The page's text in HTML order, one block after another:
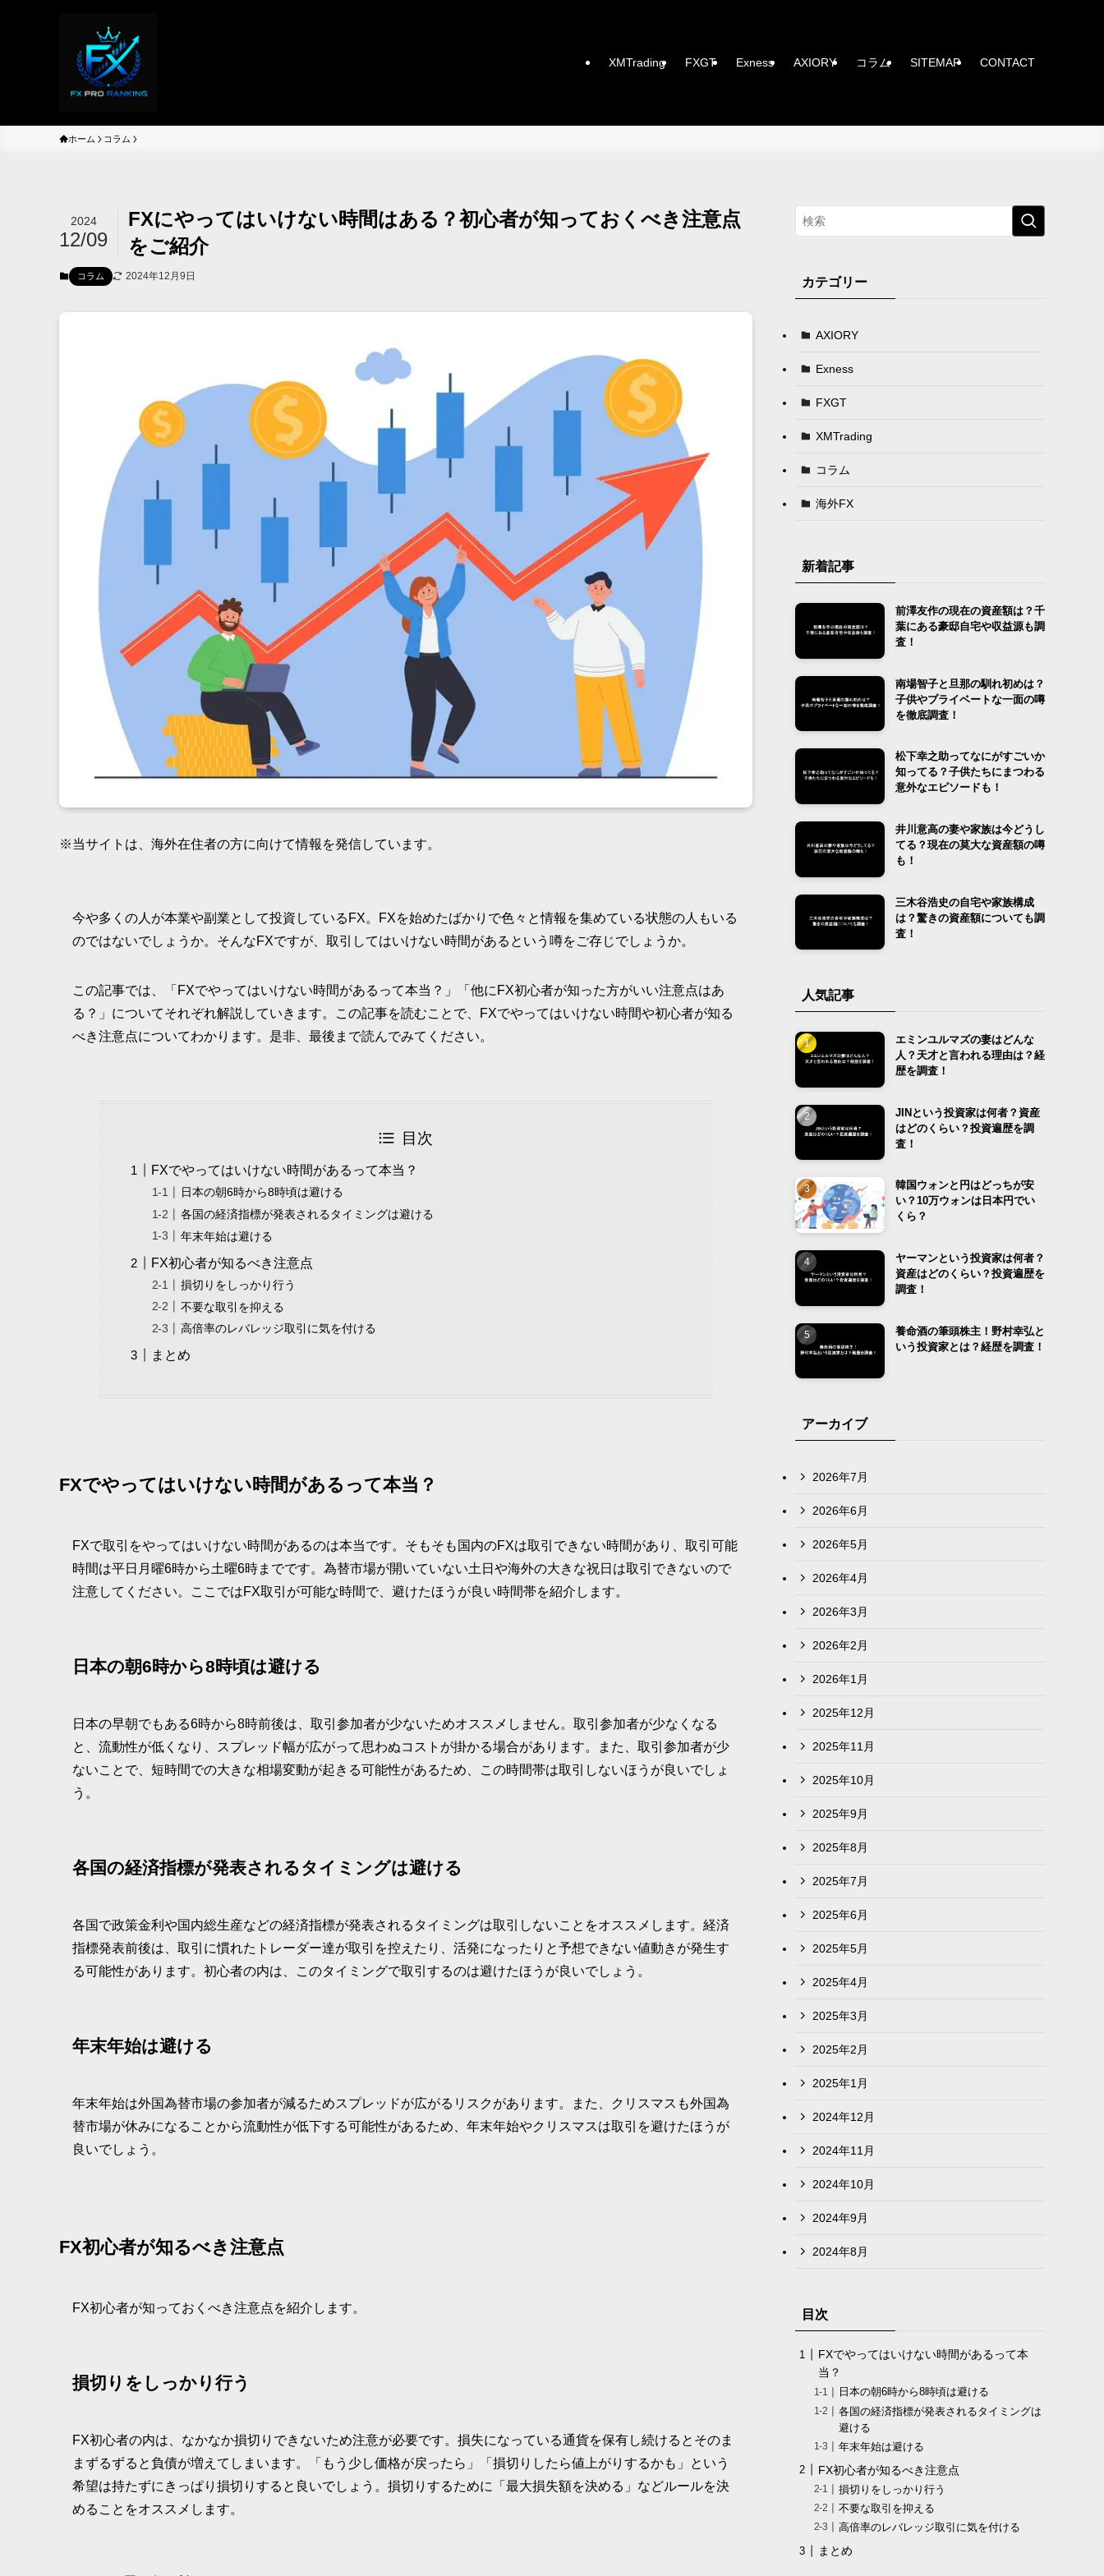
XMTrading FXGT Exness AXIORY コラム SITEMAP CONTACT
ホーム コラム
FXにやってはいけない時間はある？初心者が知っておくべき注意点
をご紹介
2024
12/09
コラム 2024年12月9日
※当サイトは、海外在住者の方に向けて情報を発信しています。
今や多くの人が本業や副業として投資しているFX。FXを始めたばかりで色々と情報を集めている状態の人もいる
のではないでしょうか。そんなFXですが、取引してはいけない時間があるという噂をご存じでしょうか。
この記事では、「FXでやってはいけない時間があるって本当？」「他にFX初心者が知った方がいい注意点はあ
る？」についてそれぞれ解説していきます。この記事を読むことで、FXでやってはいけない時間や初心者が知る
べき注意点についてわかります。是非、最後まで読んでみてください。
目次
FXでやってはいけない時間があるって本当？
日本の朝6時から8時頃は避ける
各国の経済指標が発表されるタイミングは避ける
年末年始は避ける
FX初心者が知るべき注意点
損切りをしっかり行う
不要な取引を抑える
高倍率のレバレッジ取引に気を付ける
まとめ
FXでやってはいけない時間があるって本当？
FXで取引をやってはいけない時間があるのは本当です。そもそも国内のFXは取引できない時間があり、取引可能
時間は平日月曜6時から土曜6時までです。為替市場が開いていない土日や海外の大きな祝日は取引できないので
注意してください。ここではFX取引が可能な時間で、避けたほうが良い時間帯を紹介します。
日本の朝6時から8時頃は避ける
日本の早朝でもある6時から8時前後は、取引参加者が少ないためオススメしません。取引参加者が少なくなる
と、流動性が低くなり、スプレッド幅が広がって思わぬコストが掛かる場合があります。また、取引参加者が少
ないことで、短時間での大きな相場変動が起きる可能性があるため、この時間帯は取引しないほうが良いでしょ
う。
各国の経済指標が発表されるタイミングは避ける
各国で政策金利や国内総生産などの経済指標が発表されるタイミングは取引しないことをオススメします。経済
指標発表前後は、取引に慣れたトレーダー達が取引を控えたり、活発になったりと予想できない値動きが発生す
る可能性があります。初心者の内は、このタイミングで取引するのは避けたほうが良いでしょう。
年末年始は避ける
年末年始は外国為替市場の参加者が減るためスプレッドが広がるリスクがあります。また、クリスマスも外国為
替市場が休みになることから流動性が低下する可能性があるため、年末年始やクリスマスは取引を避けたほうが
良いでしょう。
FX初心者が知るべき注意点
FX初心者が知っておくべき注意点を紹介します。
損切りをしっかり行う
FX初心者の内は、なかなか損切りできないため注意が必要です。損失になっている通貨を保有し続けるとそのま
まずるずると負債が増えてしまいます。「もう少し価格が戻ったら」「損切りしたら値上がりするかも」という
希望は持たずにきっぱり損切りすると良いでしょう。損切りするために「最大損失額を決める」などルールを決
めることをオススメします。
カテゴリー
AXIORY
Exness
FXGT
XMTrading
コラム
海外FX
新着記事
前澤友作の現在の資産額は？千
葉にある豪邸自宅や収益源も調
査！
南場智子と旦那の馴れ初めは？
子供やプライベートな一面の噂
を徹底調査！
松下幸之助ってなにがすごいか
知ってる？子供たちにまつわる
意外なエピソードも！
井川意高の妻や家族は今どうし
てる？現在の莫大な資産額の噂
も！
三木谷浩史の自宅や家族構成
は？驚きの資産額についても調
査！
人気記事
エミンユルマズの妻はどんな
人？天才と言われる理由は？経
歴を調査！
JINという投資家は何者？資産
はどのくらい？投資遍歴を調
査！
韓国ウォンと円はどっちが安
い？10万ウォンは日本円でい
くら？
ヤーマンという投資家は何者？
資産はどのくらい？投資遍歴を
調査！
養命酒の筆頭株主！野村幸弘と
いう投資家とは？経歴を調査！
アーカイブ
2026年7月
2026年6月
2026年5月
2026年4月
2026年3月
2026年2月
2026年1月
2025年12月
2025年11月
2025年10月
2025年9月
2025年8月
2025年7月
2025年6月
2025年5月
2025年4月
2025年3月
2025年2月
2025年1月
2024年12月
2024年11月
2024年10月
2024年9月
2024年8月
目次
FXでやってはいけない時間があるって本
当？
日本の朝6時から8時頃は避ける
各国の経済指標が発表されるタイミングは
避ける
年末年始は避ける
FX初心者が知るべき注意点
損切りをしっかり行う
不要な取引を抑える
高倍率のレバレッジ取引に気を付ける
まとめ